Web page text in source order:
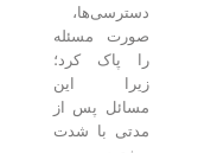
دسترسی‌ها،
صورت مسئله
را پاک کرد؛
زیرا این
مسائل پس از
مدتی با شدت